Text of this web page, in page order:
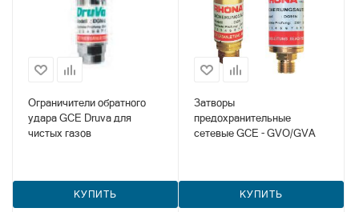
Ограничители обратного
удара GCE Druva для
чистых газов
КУПИТЬ
Затворы
предохранительные
сетевые GCE - GVO/GVA
КУПИТЬ